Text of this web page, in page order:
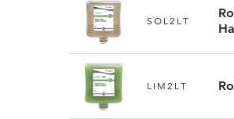
SOL2LT
LIM2LT